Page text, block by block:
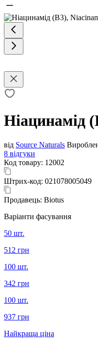
Ніацинамід
від Source Naturals
8 відгуки
Код товару: 12002
Штрих-код: 021078005049
Продавець: Biotus
Варіанти фасування
50 шт.
512 грн
100 шт.
342 грн
100 шт.
937 грн
Найкраща ціна